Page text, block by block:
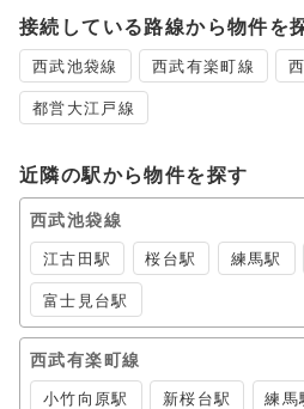
接続している路線から物件を
西武池袋線 西武有楽町線
都営大江戸線
近隣の駅から物件を探す
西武池袋線
江古田駅 桜台駅 練馬駅
富士見台駅
西武有楽町線
小竹向原駅 新桜台駅 練馬